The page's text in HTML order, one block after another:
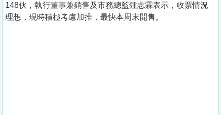
148伙，執行董事兼銷售及市務總監鍾志霖表示，收票情況
理想，現時積極考慮加推，最快本周末開售。